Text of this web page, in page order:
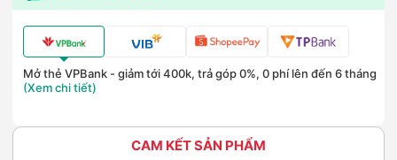
Mở thẻ VPBank - giảm tới 400k, trả góp 0%, 0 phí lên đến 6 tháng
(Xem chi tiết)
CAM KẾT SẢN PHẨM